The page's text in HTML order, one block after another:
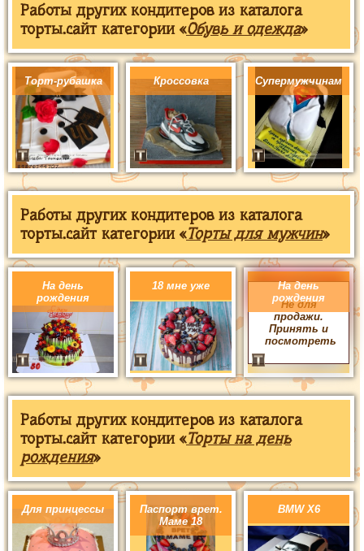
Работы других кондитеров из каталога
торты.сайт категории «Обувь и одежда»
Торт-рубашка Кроссовка Супермужчинам
Работы других кондитеров из каталога
торты.сайт категории «Торты для мужчин»
На день
рождения
18 мне уже
На день
рождения
Не для
продажи.
Принять и
посмотреть
Работы других кондитеров из каталога
торты.сайт категории «Торты на день
рождения»
Для принцессы
Паспорт врет.
Маме 18
BMW X6